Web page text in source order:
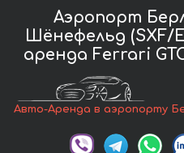
Аэропорт
Шёнефельд (SXF/
аренда Ferrari
Авто-Аренда в аэропорту